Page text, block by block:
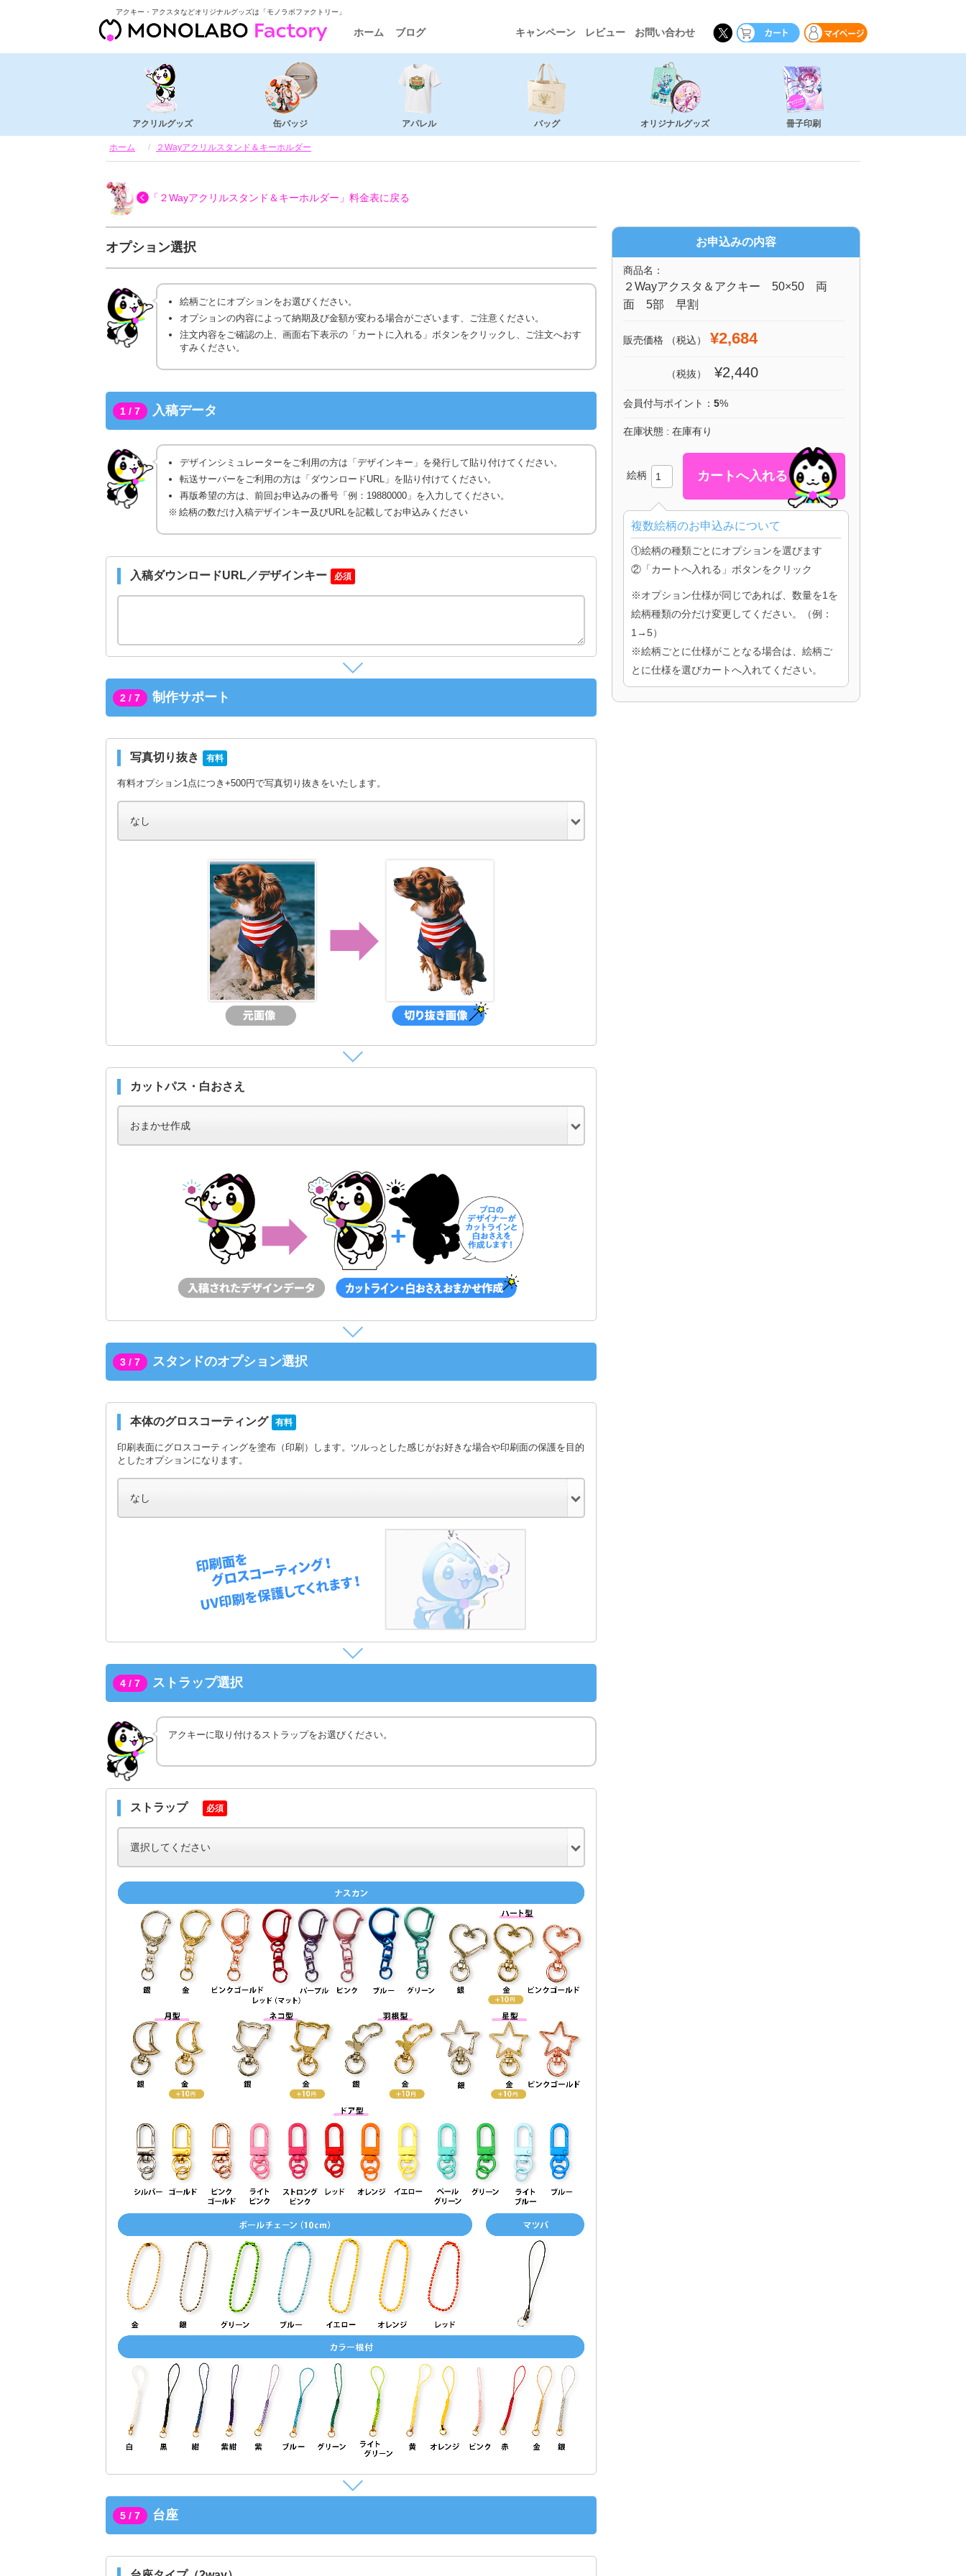
アクキー・アクスタなどオリジナルグッズは「モノラボファクトリー」
ホーム ブログ キャンペーン レビュー お問い合わせ
アクリルグッズ 缶バッジ アパレル バッグ オリジナルグッズ 冊子印刷
ホーム ２Wayアクリルスタンド＆キーホルダー
「２Wayアクリルスタンド＆キーホルダー」 料金表に戻る
オプション選択
絵柄ごとにオプションをお選びください。
オプションの内容によって納期及び金額が変わる場合がございます、ご注意ください。
注文内容をご確認の上、画面右下表示の「カートに入れる」ボタンをクリックし、ご注文へおす
すみください。
1 / 7 入稿データ
デザインシミュレーターをご利用の方は「デザインキー」を発行して貼り付けてください。
転送サーバーをご利用の方は「ダウンロードURL」を貼り付けてください。
再版希望の方は、前回お申込みの番号「例：19880000」を入力してください。
絵柄の数だけ入稿デザインキー及びURLを記載してお申込みください
入稿ダウンロードURL／デザインキー 必須
2 / 7 制作サポート
写真切り抜き 有料
有料オプション1点につき+500円で写真切り抜きをいたします。
カットパス・白おさえ
3 / 7 スタンドのオプション選択
本体のグロスコーティング 有料
印刷表面にグロスコーティングを塗布（印刷）します。ツルっとした感じがお好きな場合や印刷面の保護を目的
としたオプションになります。
4 / 7 ストラップ選択
アクキーに取り付けるストラップをお選びください。
ストラップ 必須
5 / 7 台座
お申込みの内容
商品名：
２Wayアクスタ＆アクキー 50×50 両
面 5部 早割
販売価格 （税込） ¥2,684
（税抜） ¥2,440
会員付与ポイント： 5%
在庫状態 : 在庫有り
絵柄
複数絵柄のお申込みについて
①絵柄の種類ごとにオプションを選びます
②「カートへ入れる」ボタンをクリック
※オプション仕様が同じであれば、数量を1を
絵柄種類の分だけ変更してください。（例：
1→5）
※絵柄ごとに仕様がことなる場合は、絵柄ご
とに仕様を選びカートへ入れてください。